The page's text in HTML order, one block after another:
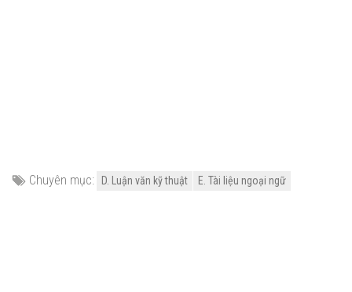
Chuyên mục: D. Luận văn kỹ thuật E. Tài liệu ngoại ngữ